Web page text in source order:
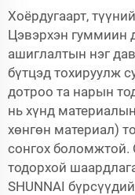
Хоёрдугаарт,
Цэвэрхэн гуммиин
ашиглалтын нэг
бүтцэд тохируулж
дотроо та нарын
нь хүнд
хөнгөн материал)
сонгох боломжтой.
тодорхой
SHUNNAI